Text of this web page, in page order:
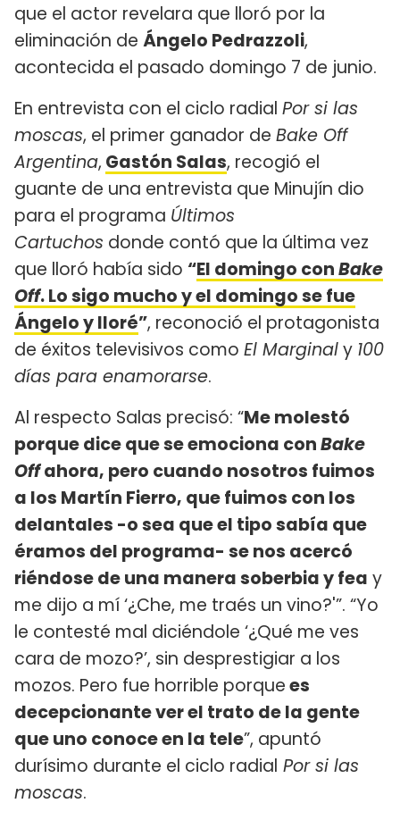
que el actor revelara que lloró por la
eliminación de Ángelo Pedrazzoli,
acontecida el pasado domingo 7 de junio.
En entrevista con el ciclo radial Por si las
moscas, el primer ganador de Bake Off
Argentina, Gastón Salas, recogió el
guante de una entrevista que Minujín dio
para el programa Últimos
Cartuchos donde contó que la última vez
que lloró había sido “El domingo conBake
Off. Lo sigo mucho y el domingo se fue
Ángelo y lloré”, reconoció el protagonista
de éxitos televisivos como El Marginaly 100
días para enamorarse.
Al respecto Salas precisó: “Me molestó
porque dice que se emociona conBake
Offahora, pero cuando nosotros fuimos
a los Martín Fierro, que fuimos con los
delantales -o sea que el tipo sabía que
éramos del programa- se nos acercó
riéndose de una manera soberbia y fea y
me dijo a mí ‘¿Che, me traés un vino?'”. “Yo
le contesté mal diciéndole ‘¿Qué me ves
cara de mozo?’, sin desprestigiar a los
mozos. Pero fue horrible porquees
decepcionante ver el trato de la gente
que uno conoce en la tele”, apuntó
durísimo durante el ciclo radial Por si las
moscas.